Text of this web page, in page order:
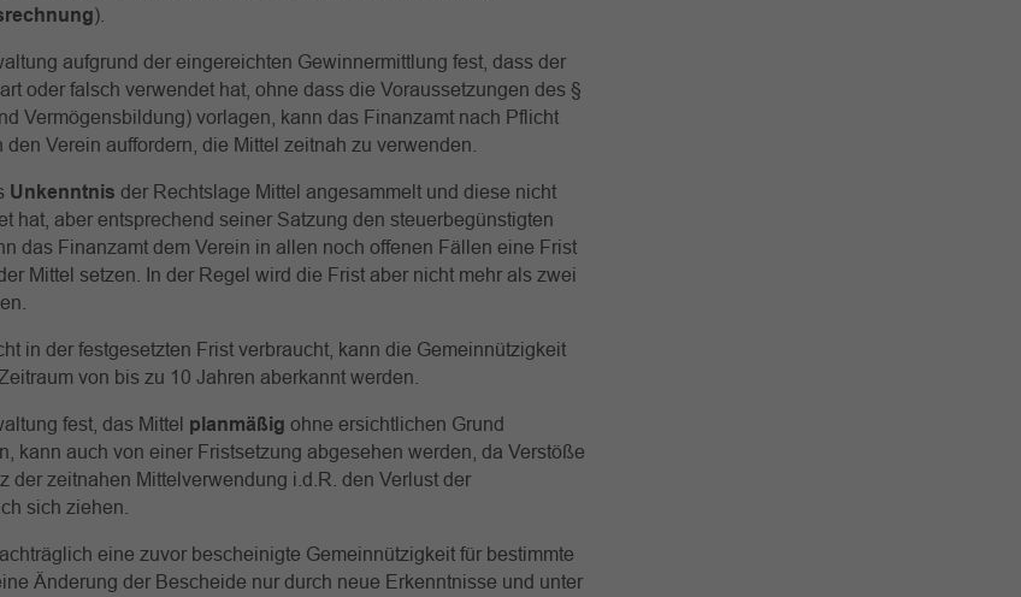
).
aufgrund der eingereichten Gewinnermittlung fest, dass der
oder falsch verwendet hat, ohne dass die Voraussetzungen des §
Vermögensbildung) vorlagen, kann das Finanzamt nach Pflicht
Verein auffordern, die Mittel zeitnah zu verwenden.
Unkenntnis der Rechtslage Mittel angesammelt und diese nicht
hat, aber entsprechend seiner Satzung den steuerbegünstigten
das Finanzamt dem Verein in allen noch offenen Fällen eine Frist
Mittel setzen. In der Regel wird die Frist aber nicht mehr als zwei
in der festgesetzten Frist verbraucht, kann die Gemeinnützigkeit
von bis zu 10 Jahren aberkannt werden.
fest, das Mittel planmäßig ohne ersichtlichen Grund
kann auch von einer Fristsetzung abgesehen werden, da Verstöße
der zeitnahen Mittelverwendung i.d.R. den Verlust der
sich ziehen.
eine zuvor bescheinigte Gemeinnützigkeit für bestimmte
Änderung der Bescheide nur durch neue Erkenntnisse und unter